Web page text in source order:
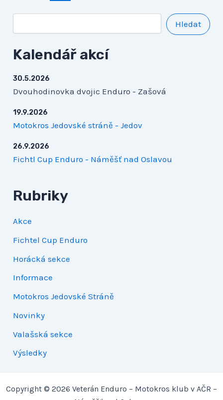
Hledat
Kalendář akcí
30.5.2026
Dvouhodinovka dvojic Enduro - Zašová
19.9.2026
Motokros Jedovské stráně - Jedov
26.9.2026
Fichtl Cup Enduro - Náměšť nad Oslavou
Rubriky
Akce
Fichtel Cup Enduro
Horácká sekce
Informace
Motokros Jedovské Stráně
Novinky
Valašská sekce
Výsledky
Copyright © 2026 Veterán Enduro – Motokros klub v AČR –